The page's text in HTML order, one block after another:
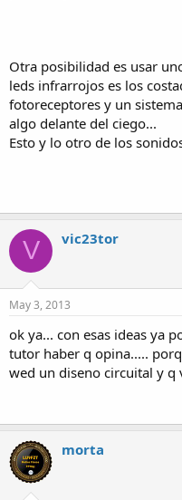
Otra posibilidad es usar
leds infrarrojos es los
fotoreceptores y un
algo delante del ciego...
Esto y lo otro de los
V vic23tor
May 3, 2013
ok ya... con esas ideas ya
tutor haber q opina.....
wed un diseno circuital y q
morta